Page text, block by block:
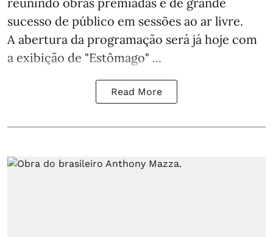
sucesso de público em sessões ao ar livre.
A abertura da programação será já hoje com
a exibição de "Estômago" ...
Read More